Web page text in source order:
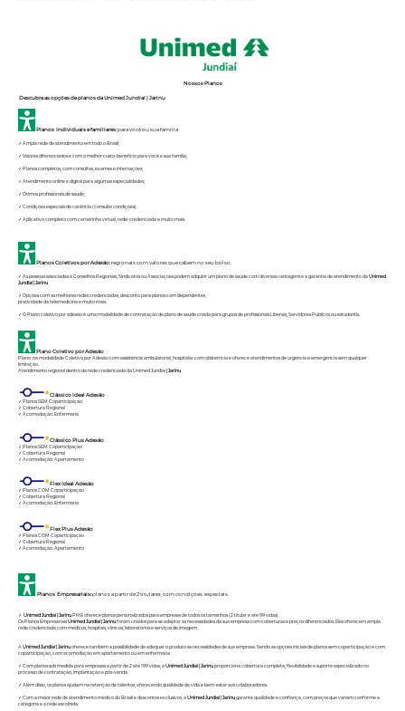
Nossos Planos
Descubra as opções de planos da Unimed Jundiaí | Jarinu
Planos Individuais e familiares:para você ou sua família
✓ Ampla rede de atendimento em todo o Brasil;
✓ Valores diferenciados e com o melhor custo-benefício para você e sua família;
✓ Planos completos, com consultas, exames e internações;
✓ Atendimento online e digital para algumas especialidades;
✓ Ótimos profissionais de saúde;
✓ Condições especiais de carência (consulte condições).
✓ Aplicativo completo com carteirinha virtual, rede-credenciada e muito mais.
Planos Coletivos por Adesão:regionais com valores que cabem no seu bolso.
✓ As pessoas associadas à Conselhos Regionais, Sindicatos ou Associações podem adquirir um plano de saúde com diversas vantagens e a garantia de atendimento daUnimed
Jundiaí | Jarinu
✓ Opções com as melhores redes credenciadas, desconto para planos com dependentes,
praticidade da telemedicina e muito mais.
✓ O Plano coletivo por adesão é uma modalidade de contratação de plano de saúde criada para grupos de profissionais Liberais, Servidores Públicos ou estudantis.
Plano Coletivo por Adesão
Plano na modalidade Coletivo por Adesão com assistência ambulatorial, hospitalar com obstetrícia e oferece atendimentos de urgência e emergência sem qualquer
limitação.
Atendimento regional dentro da rede credenciada da Unimed Jundiaí| Jarinu
Clássico Ideal Adesão
✓ Planos SEM Coparticipação
✓ Cobertura Regional
✓ Acomodação: Enfermaria
Clássico Plus Adesão
✓ Planos SEM Coparticipação
✓ Cobertura Regional
✓ Acomodação: Apartamento
Flex Ideal Adesão
✓ Planos COM Coparticipação
✓ Cobertura Regional
✓ Acomodação: Enfermaria
Flex Plus Adesão
✓ Planos COM Coparticipação
✓ Cobertura Regional
✓ Acomodação: Apartamento
Planos Empresariais:planos a partir de 2 titulares, com condições especiais.
✓ Unimed Jundiaí| JarinuPME oferece planos personalizados para empresas de todos os tamanhos (2 titular e até 99 vidas).
Os Planos EmpresariaisUnimed Jundiaí| Jarinuforam criados para se adaptar às necessidades da sua empresa com coberturas e preços diferenciados. Eles oferecem ampla
rede credenciada com médicos, hospitais, clínicas, laboratórios e serviços de imagem.
A Unimed Jundiaí| Jarinuoferece também a possibilidade de adequar o produto às necessidades de sua empresa. Sendo as opções iniciais de planos sem coparticipação e com
coparticipação, com acomodação em apartamento ou em enfermaria.
✓ Com planos sob medida para empresas a partir de 2 até 199 vidas, aUnimed Jundiaí| Jarinuproporciona cobertura completa, flexibilidade e suporte especializado no
processo de contratação, implantação e pós-venda.
✓ Além disso, os planos ajudam na retenção de talentos, oferecendo qualidade de vida e bem-estar aos colaboradores.
✓ Com a maior rede de atendimento médico do Brasil e descontos exclusivos, aUnimed Jundiaí| Jarinugarante qualidade e confiança, com preços que variam conforme a
categoria e a rede escolhida.